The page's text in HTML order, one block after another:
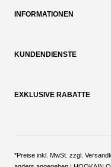
INFORMATIONEN
KUNDENDIENSTE
EXKLUSIVE RABATTE
*Preise inkl. MwSt. zzgl.